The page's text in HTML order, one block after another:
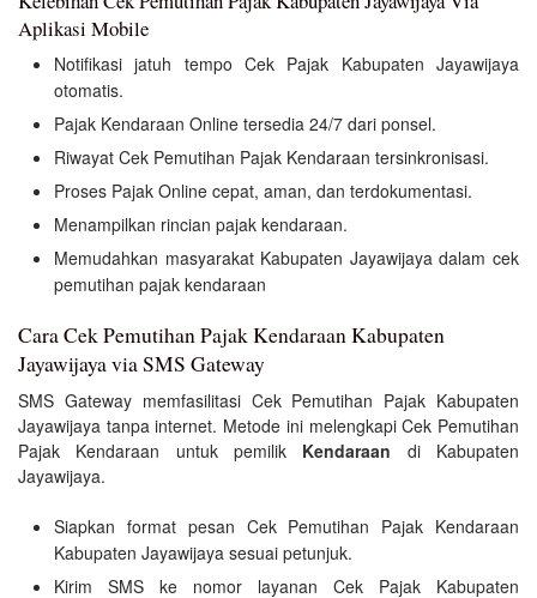
Aplikasi Mobile
Notifikasi jatuh tempo Cek Pajak Kabupaten Jayawijaya
otomatis.
Pajak Kendaraan Online tersedia 24/7 dari ponsel.
Riwayat Cek Pemutihan Pajak Kendaraan tersinkronisasi.
Proses Pajak Online cepat, aman, dan terdokumentasi.
Menampilkan rincian pajak kendaraan.
Memudahkan masyarakat Kabupaten Jayawijaya dalam cek
pemutihan pajak kendaraan
Cara Cek Pemutihan Pajak Kendaraan Kabupaten
Jayawijaya via SMS Gateway
SMS Gateway memfasilitasi Cek Pemutihan Pajak Kabupaten
Jayawijaya tanpa internet. Metode ini melengkapi Cek Pemutihan
Pajak Kendaraan untuk pemilik Kendaraan di Kabupaten
Jayawijaya.
Siapkan format pesan Cek Pemutihan Pajak Kendaraan
Kabupaten Jayawijaya sesuai petunjuk.
Kirim SMS ke nomor layanan Cek Pajak Kabupaten